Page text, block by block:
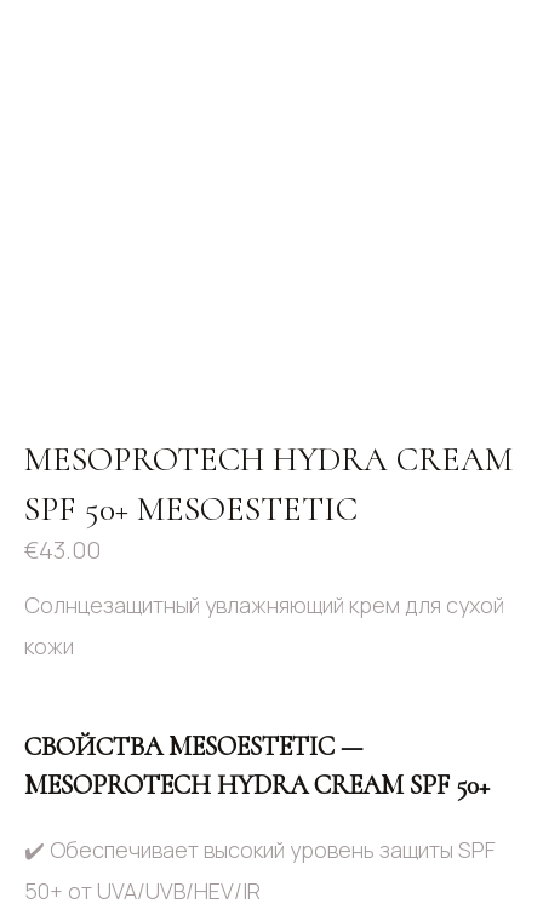
MESOPROTECH HYDRA CREAM
SPF 50+ MESOESTETIC
€43.00
Солнцезащитный увлажняющий крем для сухой
кожи
СВОЙСТВА MESOESTETIC —
MESOPROTECH HYDRA CREAM SPF 50+
✔️ Обеспечивает высокий уровень защиты SPF
50+ от UVA/UVB/HEV/IR